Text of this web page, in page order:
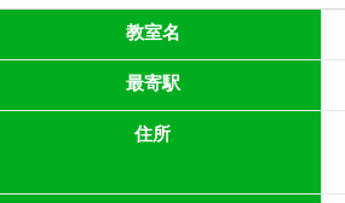
教室名
最寄駅
住所